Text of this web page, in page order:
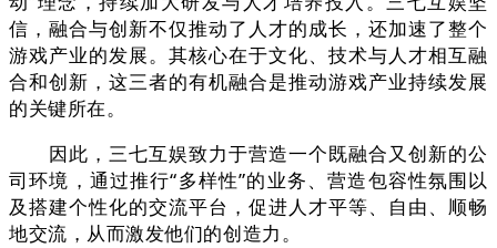
信，融合与创新不仅推动了人才的成长，还加速了整个
游戏产业的发展。其核心在于文化、技术与人才相互融
合和创新，这三者的有机融合是推动游戏产业持续发展
的关键所在‌。
因此，三七互娱致力于营造一个既融合又创新的公
司环境，通过推行“多样性”的业务、营造包容性氛围以
及搭建个性化的交流平台，促进人才平等、自由、顺畅
地交流，从而激发他们的创造力。